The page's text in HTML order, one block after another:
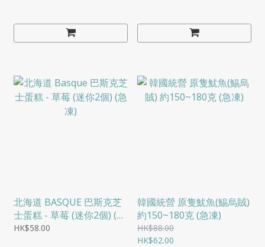
北海道 BASQUE 巴斯克芝
士蛋糕 - 草莓 (迷你2個) (急
凍)
HK$58.00
韓國統營 原隻魷魚(鯣烏賊)
約150~180克 (急凍)
HK$88.00
HK$62.00